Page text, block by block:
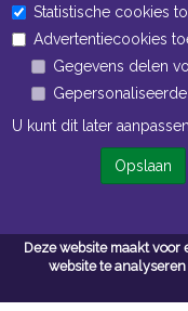
Deze website maakt
website te
Openingstijden
ma t/m vr 8:30 uur tot
ma t/m vr 7:00 uur tot
Algemene voorwaarden
Statistische cookies
Advertentiecookies
Gegevens delen
U kunt dit later
Opslaan